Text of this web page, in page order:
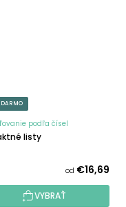
podľa čísel
listy
od €16,69
VYBRAŤ